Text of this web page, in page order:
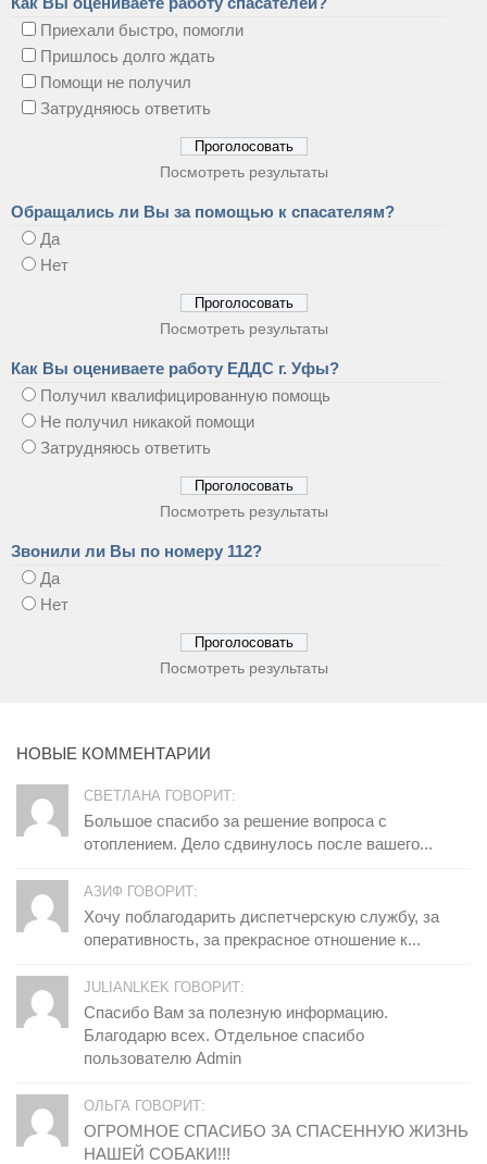
Приехали быстро, помогли
Пришлось долго ждать
Помощи не получил
Затрудняюсь ответить
Посмотреть результаты
Обращались ли Вы за помощью к спасателям?
Да
Нет
Посмотреть результаты
Как Вы оцениваете работу ЕДДС г. Уфы?
Получил квалифицированную помощь
Не получил никакой помощи
Затрудняюсь ответить
Посмотреть результаты
Звонили ли Вы по номеру 112?
Да
Нет
Посмотреть результаты
НОВЫЕ КОММЕНТАРИИ
СВЕТЛАНА ГОВОРИТ:
Большое спасибо за решение вопроса с
отоплением. Дело сдвинулось после вашего...
АЗИФ ГОВОРИТ:
Хочу поблагодарить диспетчерскую службу, за
оперативность, за прекрасное отношение к...
JULIANLKEK ГОВОРИТ:
Спасибо Вам за полезную информацию.
Благодарю всех. Отдельное спасибо
пользователю Admin
ОЛЬГА ГОВОРИТ:
ОГРОМНОЕ СПАСИБО ЗА СПАСЕННУЮ ЖИЗНЬ
НАШЕЙ СОБАКИ!!!